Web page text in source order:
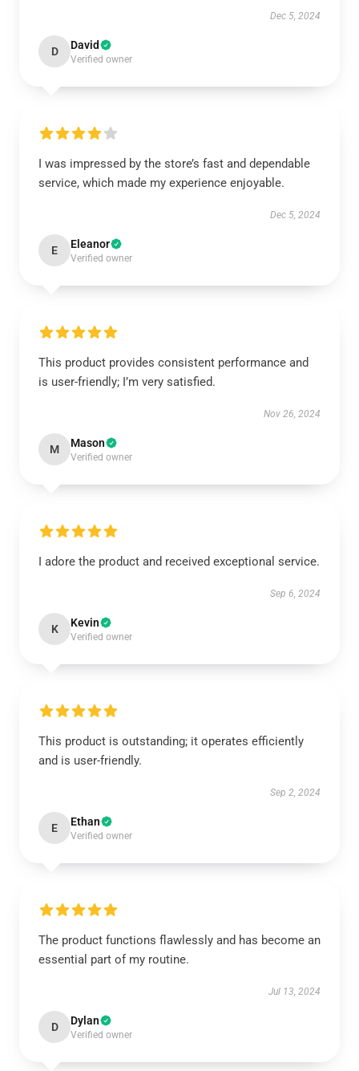
Dec 5, 2024
D David
Verified owner
I was impressed by the store’s fast and dependable
service, which made my experience enjoyable.
Dec 5, 2024
E Eleanor
Verified owner
This product provides consistent performance and
is user-friendly; I’m very satisfied.
Nov 26, 2024
M Mason
Verified owner
I adore the product and received exceptional service.
Sep 6, 2024
K Kevin
Verified owner
This product is outstanding; it operates efficiently
and is user-friendly.
Sep 2, 2024
E Ethan
Verified owner
The product functions flawlessly and has become an
essential part of my routine.
Jul 13, 2024
D Dylan
Verified owner